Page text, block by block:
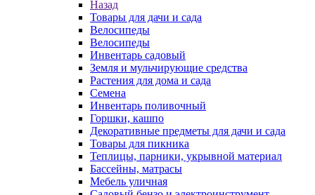
Назад
Товары для дачи и сада
Велосипеды
Велосипеды
Инвентарь садовый
Земля и мульчирующие средства
Растения для дома и сада
Семена
Инвентарь поливочный
Горшки, кашпо
Декоративные предметы для дачи и сада
Товары для пикника
Теплицы, парники, укрывной материал
Бассейны, матрасы
Мебель уличная